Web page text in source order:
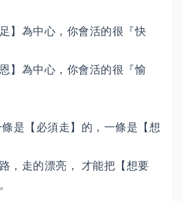
】為中心，你會活的很『快
】為中心，你會活的很『愉
是【必須走】的，一條是【想
，走的漂亮， 才能把【想要